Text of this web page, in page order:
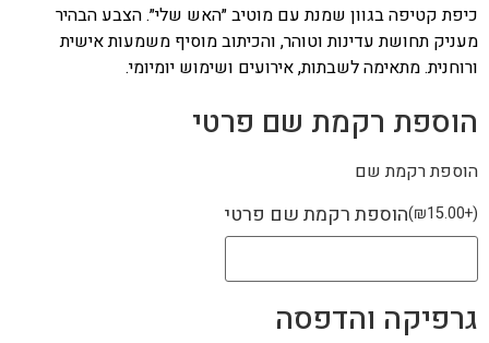
כיפת קטיפה בגוון שמנת עם מוטיב ״האש שלי״. הצבע הבהיר
מעניק תחושת עדינות וטוהר, והכיתוב מוסיף משמעות אישית
ורוחנית. מתאימה לשבתות, אירועים ושימוש יומיומי.
הוספת רקמת שם פרטי
הוספת רקמת שם
הוספת רקמת שם פרטי (
+
₪15.00
)
גרפיקה והדפסה